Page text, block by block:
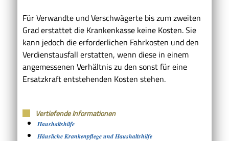
Für Verwandte und Verschwägerte bis zum zweiten
Grad erstattet die Krankenkasse keine Kosten. Sie
kann jedoch die erforderlichen Fahrkosten und den
Verdienstausfall erstatten, wenn diese in einem
angemessenen Verhältnis zu den sonst für eine
Ersatzkraft entstehenden Kosten stehen.
Vertiefende Informationen
Haushaltshilfe
Häusliche Krankenpflege und Haushaltshilfe